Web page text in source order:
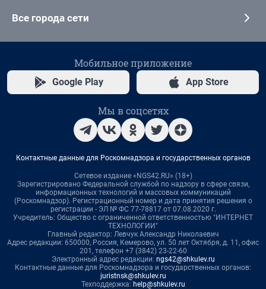
Все города сети
Мобильное приложение
Google Play App Store
Мы в соцсетях
Контактные данные для Роскомнадзора и государственных органов
Сетевое издание «NGS42.RU» (18+)
Зарегистрировано Федеральной службой по надзору в сфере связи,
информационных технологий и массовых коммуникаций
(Роскомнадзор). Регистрационный номер и дата принятия решения о
регистрации - ЭЛ № ФС 77-78817 от 07.08.2020 г.
Учредитель: Общество с ограниченной ответственностью "ИНТЕРНЕТ
ТЕХНОЛОГИИ"
Главный редактор: Левчук Александр Николаевич
Адрес редакции: 650000, Россия, Кемерово, ул. 50 лет Октября, д. 11, офис
201, телефон +7 (3842) 23-22-60
Электронный адрес редакции: ngs42@shkulev.ru
Контактные данные для Роскомнадзора и государственных органов:
juristnsk@shkulev.ru
Техподдержка: help@shkulev.ru